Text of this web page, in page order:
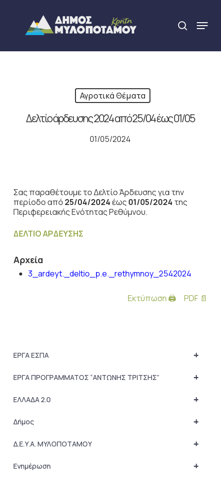
content
search
Menu
Αγροτικά Θέματα
Δελτίο άρδευσης 2024 από 25/04 έως 01/05
01/05/2024
Σας παραθέτουμε το Δελτίο Άρδευσης για την
περίοδο από 25/04/2024έως 01/05/2024 της
Περιφερειακής Ενότητας Ρεθύμνου.
ΔΕΛΤΙΟ ΑΡΔΕΥΣΗΣ
Αρχεία
3_ardeyt._deltio_p.e._rethymnoy_2542024
Εκτύπωση 🖨 PDF 📄
+
ΕΡΓΑ ΕΣΠΑ
+
ΕΡΓΑ ΠΡΟΓΡΑΜΜΑΤΟΣ “ΑΝΤΩΝΗΣ ΤΡΙΤΣΗΣ”
+
ΕΛΛΑΔΑ 2.0
+
Δήμος
+
Δ.Ε.Υ.Α. ΜΥΛΟΠΟΤΑΜΟΥ
+
Ενημέρωση
Close